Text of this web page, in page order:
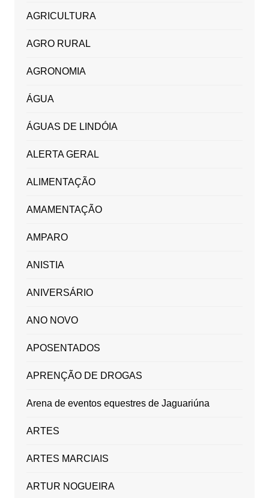
AGRICULTURA
AGRO RURAL
AGRONOMIA
ÁGUA
ÁGUAS DE LINDÓIA
ALERTA GERAL
ALIMENTAÇÃO
AMAMENTAÇÃO
AMPARO
ANISTIA
ANIVERSÁRIO
ANO NOVO
APOSENTADOS
APRENÇÃO DE DROGAS
Arena de eventos equestres de Jaguariúna
ARTES
ARTES MARCIAIS
ARTUR NOGUEIRA